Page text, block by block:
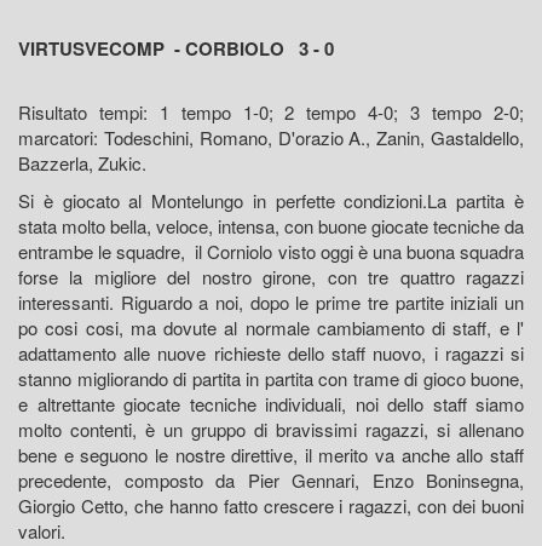
VIRTUSVECOMP - CORBIOLO 3 - 0
Risultato tempi: 1 tempo 1-0; 2 tempo 4-0; 3 tempo 2-0;
marcatori: Todeschini, Romano, D'orazio A., Zanin, Gastaldello,
Bazzerla, Zukic.
Si è giocato al Montelungo in perfette condizioni.La partita è
stata molto bella, veloce, intensa, con buone giocate tecniche da
entrambe le squadre, il Corniolo visto oggi è una buona squadra
forse la migliore del nostro girone, con tre quattro ragazzi
interessanti. Riguardo a noi, dopo le prime tre partite iniziali un
po cosi cosi, ma dovute al normale cambiamento di staff, e l'
adattamento alle nuove richieste dello staff nuovo, i ragazzi si
stanno migliorando di partita in partita con trame di gioco buone,
e altrettante giocate tecniche individuali, noi dello staff siamo
molto contenti, è un gruppo di bravissimi ragazzi, si allenano
bene e seguono le nostre direttive, il merito va anche allo staff
precedente, composto da Pier Gennari, Enzo Boninsegna,
Giorgio Cetto, che hanno fatto crescere i ragazzi, con dei buoni
valori.